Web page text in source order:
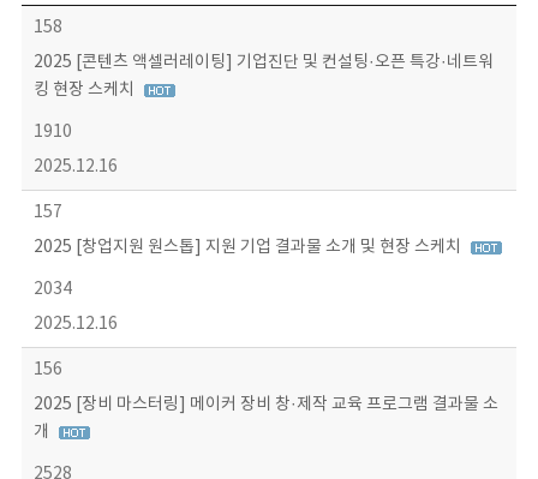
콘텐츠이슈 목록 - 번호, 제목, 작성자, 파일, 조회수, 작성일 정보 제공
158
2025 [콘텐츠 액셀러레이팅] 기업진단 및 컨설팅·오픈 특강·네트워
킹 현장 스케치
1910
2025.12.16
157
2025 [창업지원 원스톱] 지원 기업 결과물 소개 및 현장 스케치
2034
2025.12.16
156
2025 [장비 마스터링] 메이커 장비 창·제작 교육 프로그램 결과물 소
개
2528